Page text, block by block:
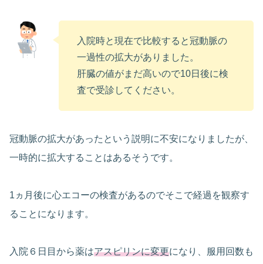
入院時と現在で比較すると冠動脈の
一過性の拡大がありました。
肝臓の値がまだ高いので10日後に検
査で受診してください。
冠動脈の拡大があったという説明に不安になりましたが、
一時的に拡大することはあるそうです。
1ヵ月後に心エコーの検査があるのでそこで経過を観察す
ることになります。
入院６日目から薬はアスピリンに変更になり、服用回数も